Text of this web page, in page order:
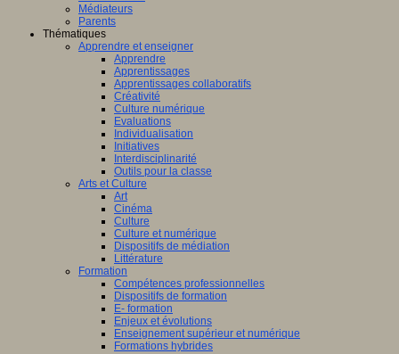
Médiateurs
Parents
Thématiques
Apprendre et enseigner
Apprendre
Apprentissages
Apprentissages collaboratifs
Créativité
Culture numérique
Evaluations
Individualisation
Initiatives
Interdisciplinarité
Outils pour la classe
Arts et Culture
Art
Cinéma
Culture
Culture et numérique
Dispositifs de médiation
Littérature
Formation
Compétences professionnelles
Dispositifs de formation
E- formation
Enjeux et évolutions
Enseignement supérieur et numérique
Formations hybrides